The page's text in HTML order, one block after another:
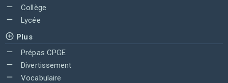
Collège
Lycée
Plus
Prépas CPGE
Divertissement
Vocabulaire